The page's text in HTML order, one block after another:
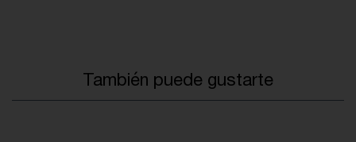
También puede gustarte